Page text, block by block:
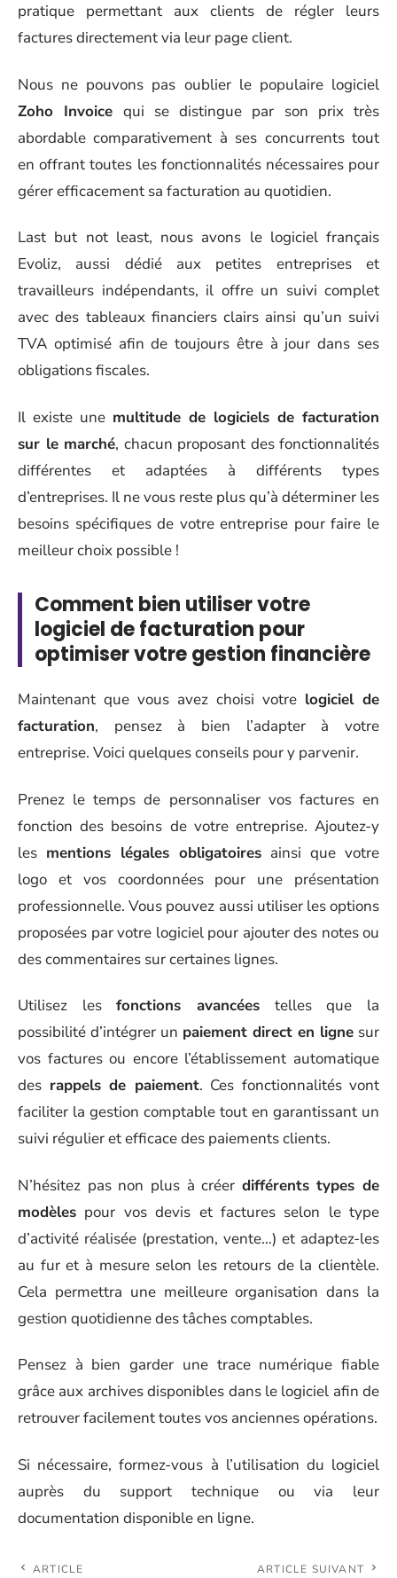
pratique permettant aux clients de régler leurs
factures directement via leur page client.
Nous ne pouvons pas oublier le populaire logiciel
Zoho Invoice qui se distingue par son prix très
abordable comparativement à ses concurrents tout
en offrant toutes les fonctionnalités nécessaires pour
gérer efficacement sa facturation au quotidien.
Last but not least, nous avons le logiciel français
Evoliz, aussi dédié aux petites entreprises et
travailleurs indépendants, il offre un suivi complet
avec des tableaux financiers clairs ainsi qu’un suivi
TVA optimisé afin de toujours être à jour dans ses
obligations fiscales.
Il existe une multitude de logiciels de facturation
sur le marché, chacun proposant des fonctionnalités
différentes et adaptées à différents types
d’entreprises. Il ne vous reste plus qu’à déterminer les
besoins spécifiques de votre entreprise pour faire le
meilleur choix possible !
Comment bien utiliser votre
logiciel de facturation pour
optimiser votre gestion financière
Maintenant que vous avez choisi votre logiciel de
facturation, pensez à bien l’adapter à votre
entreprise. Voici quelques conseils pour y parvenir.
Prenez le temps de personnaliser vos factures en
fonction des besoins de votre entreprise. Ajoutez-y
les mentions légales obligatoires ainsi que votre
logo et vos coordonnées pour une présentation
professionnelle. Vous pouvez aussi utiliser les options
proposées par votre logiciel pour ajouter des notes ou
des commentaires sur certaines lignes.
Utilisez lesfonctions avancées telles que la
possibilité d’intégrer un paiement direct en ligne sur
vos factures ou encore l’établissement automatique
des rappels de paiement. Ces fonctionnalités vont
faciliter la gestion comptable tout en garantissant un
suivi régulier et efficace des paiements clients.
N’hésitez pas non plus à créer différents types de
modèles pour vos devis et factures selon le type
d’activité réalisée (prestation, vente…) et adaptez-les
au fur et à mesure selon les retours de la clientèle.
Cela permettra une meilleure organisation dans la
gestion quotidienne des tâches comptables.
Pensez à bien garder une trace numérique fiable
grâce aux archives disponibles dans le logiciel afin de
retrouver facilement toutes vos anciennes opérations.
Si nécessaire, formez-vous à l’utilisation du logiciel
auprès du support technique ou via leur
documentation disponible en ligne.
ARTICLE
ARTICLE SUIVANT